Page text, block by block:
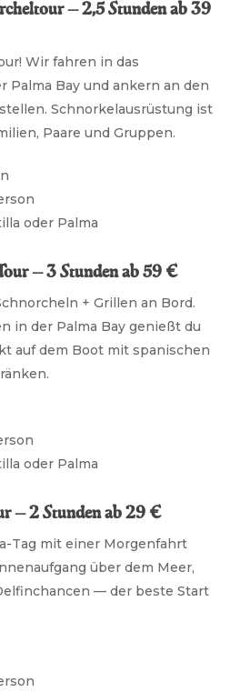
— 2,5 Stunden ab 39
Wir fahren in das
Palma Bay und ankern an den
Schnorkelausrüstung ist
Paare und Gruppen.
oder Palma
— 3 Stunden ab 59 €
+ Grillen an Bord.
in der Palma Bay genießt du
auf dem Boot mit spanischen
oder Palma
— 2 Stunden ab 29 €
Tag mit einer Morgenfahrt
über dem Meer,
— der beste Start